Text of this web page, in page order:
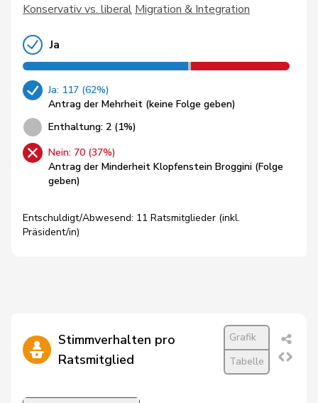
Konservativ vs. liberal Migration & Integration
Ja
Ja: 117 (62%)
Antrag der Mehrheit (keine Folge geben)
Enthaltung: 2 (1%)
Nein: 70 (37%)
Antrag der Minderheit Klopfenstein Broggini (Folge
geben)
Entschuldigt/Abwesend: 11 Ratsmitglieder (inkl.
Präsident/in)
Stimmverhalten pro
Ratsmitglied
Grafik
Tabelle